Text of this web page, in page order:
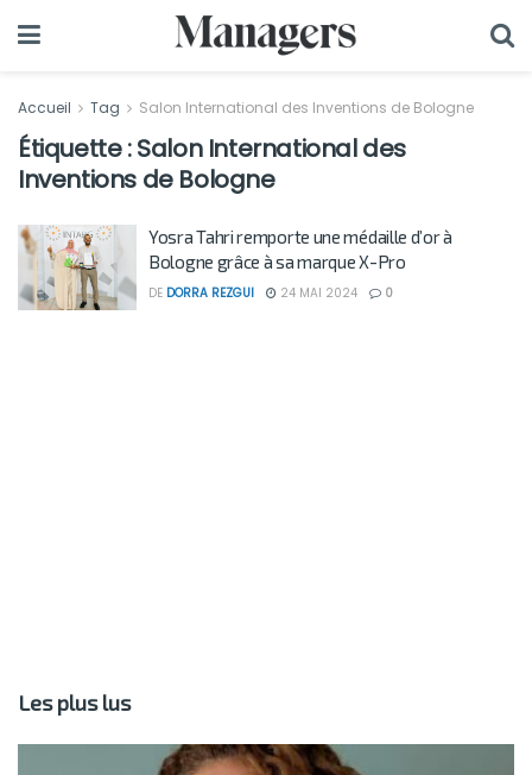
Accueil Tag Salon International des Inventions de Bologne
Étiquette :Salon International des
Inventions de Bologne
Yosra Tahri remporte une médaille d’or à
Bologne grâce à sa marque X-Pro
DE DORRA REZGUI 24 MAI 2024 0
Les plus lus